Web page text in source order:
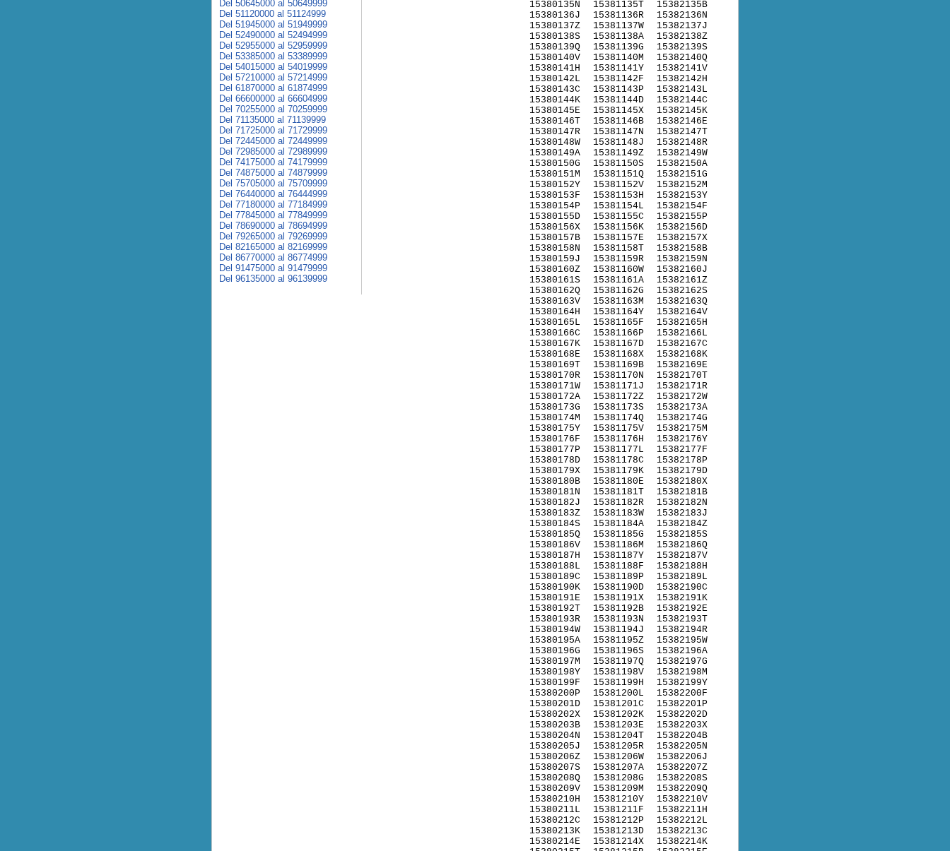
15380135N
15380136J
15380137Z
15380138S
15380139Q
15380140V
15380141H
15380142L
15380143C
15380144K
15380145E
15380146T
15380147R
15380148W
15380149A
15380150G
15380151M
15380152Y
15380153F
15380154P
15380155D
15380156X
15380157B
15380158N
15380159J
15380160Z
15380161S
15380162Q
15380163V
15380164H
15380165L
15380166C
15380167K
15380168E
15380169T
15380170R
15380171W
15380172A
15380173G
15380174M
15380175Y
15380176F
15380177P
15380178D
15380179X
15380180B
15380181N
15380182J
15380183Z
15380184S
15380185Q
15380186V
15380187H
15380188L
15380189C
15380190K
15380191E
15380192T
15380193R
15380194W
15380195A
15380196G
15380197M
15380198Y
15380199F
15380200P
15380201D
15380202X
15380203B
15380204N
15380205J
15380206Z
15380207S
15380208Q
15380209V
15380210H
15380211L
15380212C
15380213K
15380214E
15381135T
15381136R
15381137W
15381138A
15381139G
15381140M
15381141Y
15381142F
15381143P
15381144D
15381145X
15381146B
15381147N
15381148J
15381149Z
15381150S
15381151Q
15381152V
15381153H
15381154L
15381155C
15381156K
15381157E
15381158T
15381159R
15381160W
15381161A
15381162G
15381163M
15381164Y
15381165F
15381166P
15381167D
15381168X
15381169B
15381170N
15381171J
15381172Z
15381173S
15381174Q
15381175V
15381176H
15381177L
15381178C
15381179K
15381180E
15381181T
15381182R
15381183W
15381184A
15381185G
15381186M
15381187Y
15381188F
15381189P
15381190D
15381191X
15381192B
15381193N
15381194J
15381195Z
15381196S
15381197Q
15381198V
15381199H
15381200L
15381201C
15381202K
15381203E
15381204T
15381205R
15381206W
15381207A
15381208G
15381209M
15381210Y
15381211F
15381212P
15381213D
15381214X
15382135B
15382136N
15382137J
15382138Z
15382139S
15382140Q
15382141V
15382142H
15382143L
15382144C
15382145K
15382146E
15382147T
15382148R
15382149W
15382150A
15382151G
15382152M
15382153Y
15382154F
15382155P
15382156D
15382157X
15382158B
15382159N
15382160J
15382161Z
15382162S
15382163Q
15382164V
15382165H
15382166L
15382167C
15382168K
15382169E
15382170T
15382171R
15382172W
15382173A
15382174G
15382175M
15382176Y
15382177F
15382178P
15382179D
15382180X
15382181B
15382182N
15382183J
15382184Z
15382185S
15382186Q
15382187V
15382188H
15382189L
15382190C
15382191K
15382192E
15382193T
15382194R
15382195W
15382196A
15382197G
15382198M
15382199Y
15382200F
15382201P
15382202D
15382203X
15382204B
15382205N
15382206J
15382207Z
15382208S
15382209Q
15382210V
15382211H
15382212L
15382213C
15382214K
Del 50645000 al 50649999
Del 51120000 al 51124999
Del 51945000 al 51949999
Del 52490000 al 52494999
Del 52955000 al 52959999
Del 53385000 al 53389999
Del 54015000 al 54019999
Del 57210000 al 57214999
Del 61870000 al 61874999
Del 66600000 al 66604999
Del 70255000 al 70259999
Del 71135000 al 71139999
Del 71725000 al 71729999
Del 72445000 al 72449999
Del 72985000 al 72989999
Del 74175000 al 74179999
Del 74875000 al 74879999
Del 75705000 al 75709999
Del 76440000 al 76444999
Del 77180000 al 77184999
Del 77845000 al 77849999
Del 78690000 al 78694999
Del 79265000 al 79269999
Del 82165000 al 82169999
Del 86770000 al 86774999
Del 91475000 al 91479999
Del 96135000 al 96139999